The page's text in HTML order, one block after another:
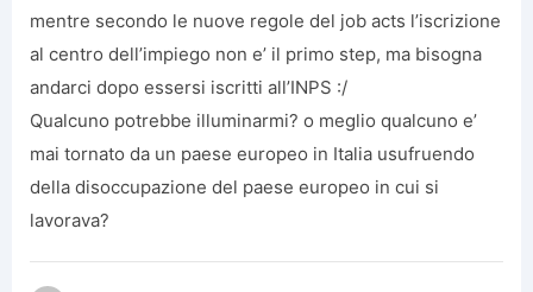
mentre secondo le nuove regole del job acts l’iscrizione
al centro dell’impiego non e’ il primo step, ma bisogna
andarci dopo essersi iscritti all’INPS :/
Qualcuno potrebbe illuminarmi? o meglio qualcuno e’
mai tornato da un paese europeo in Italia usufruendo
della disoccupazione del paese europeo in cui si
lavorava?